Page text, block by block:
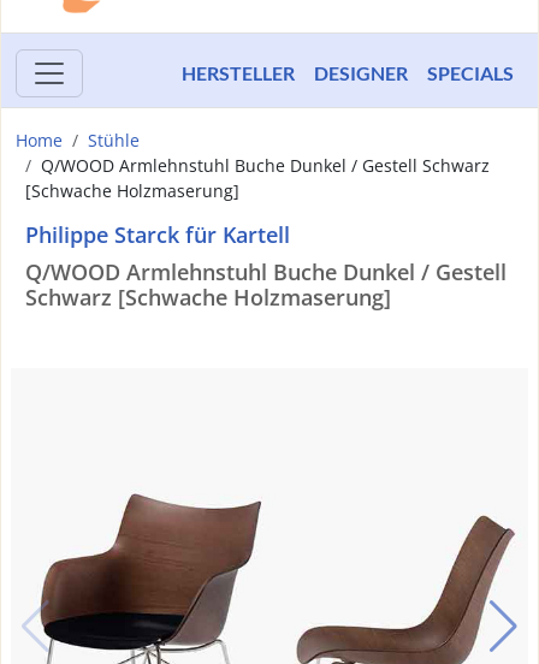
HERSTELLER DESIGNER SPECIALS
Home
Stühle
Q/WOOD Armlehnstuhl Buche Dunkel / Gestell Schwarz
[Schwache Holzmaserung]
Philippe Starck für Kartell
Q/WOOD Armlehnstuhl Buche Dunkel / Gestell
Schwarz [Schwache Holzmaserung]